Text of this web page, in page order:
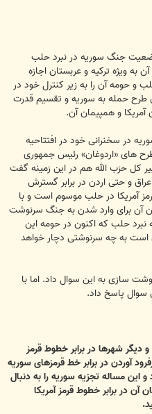
جنگ سوریه در نبرد حلب
ویژه ترکیه و عربستان اجازه
و حومه آن را به زیر کنترل خود در
طرح حمله به سوریه و تقسیم قدرت
و همپیمان آن.
در سخنرانی خود در افتتاحیه
های «اردوغان» رئیس جمهوری
کل حزب الله هم در این زمینه گفت
و حتی اردن در برابر گسترش
آمریکا در حلب موسوم است و با
آن برای وارد شدن به جنگ سرنوشت
حلب که اکنون در حومه این
به چه سرنوشتی دچار خواهد
به این سوال داد. اما با
سوال پاسخ داد.
شهرها در برابر خطوط قرمز
آوردن در برابر خط قرمزهای سوریه
مساله تجزیه سوریه را به دنبال
در برابر خطوط قرمز آمریکا